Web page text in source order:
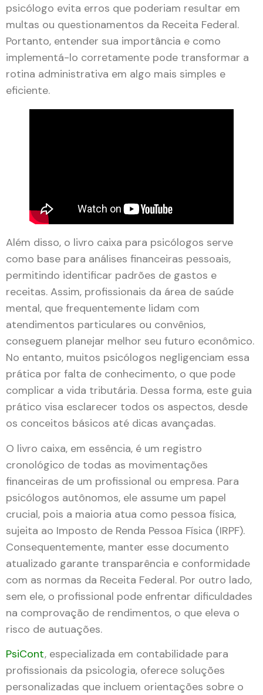
psicólogo evita erros que poderiam resultar em
multas ou questionamentos da Receita Federal.
Portanto, entender sua importância e como
implementá-lo corretamente pode transformar a
rotina administrativa em algo mais simples e
eficiente.
Além disso, o livro caixa para psicólogos serve
como base para análises financeiras pessoais,
permitindo identificar padrões de gastos e
receitas. Assim, profissionais da área de saúde
mental, que frequentemente lidam com
atendimentos particulares ou convênios,
conseguem planejar melhor seu futuro econômico.
No entanto, muitos psicólogos negligenciam essa
prática por falta de conhecimento, o que pode
complicar a vida tributária. Dessa forma, este guia
prático visa esclarecer todos os aspectos, desde
os conceitos básicos até dicas avançadas.
O livro caixa, em essência, é um registro
cronológico de todas as movimentações
financeiras de um profissional ou empresa. Para
psicólogos autônomos, ele assume um papel
crucial, pois a maioria atua como pessoa física,
sujeita ao Imposto de Renda Pessoa Física (IRPF).
Consequentemente, manter esse documento
atualizado garante transparência e conformidade
com as normas da Receita Federal. Por outro lado,
sem ele, o profissional pode enfrentar dificuldades
na comprovação de rendimentos, o que eleva o
risco de autuações.
PsiCont, especializada em contabilidade para
profissionais da psicologia, oferece soluções
personalizadas que incluem orientações sobre o